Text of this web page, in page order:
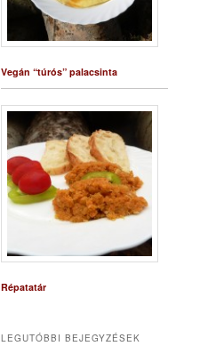
Vegán “túrós” palacsinta
Répatatár
LEGUTÓBBI BEJEGYZÉSEK